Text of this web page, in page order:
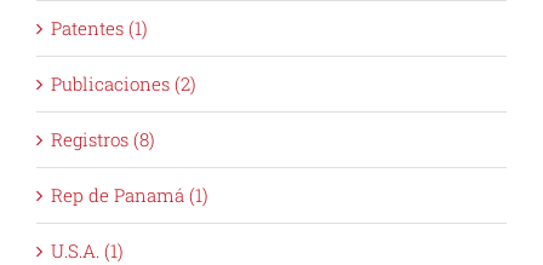
Patentes (1)
Publicaciones (2)
Registros (8)
Rep de Panamá (1)
U.S.A. (1)